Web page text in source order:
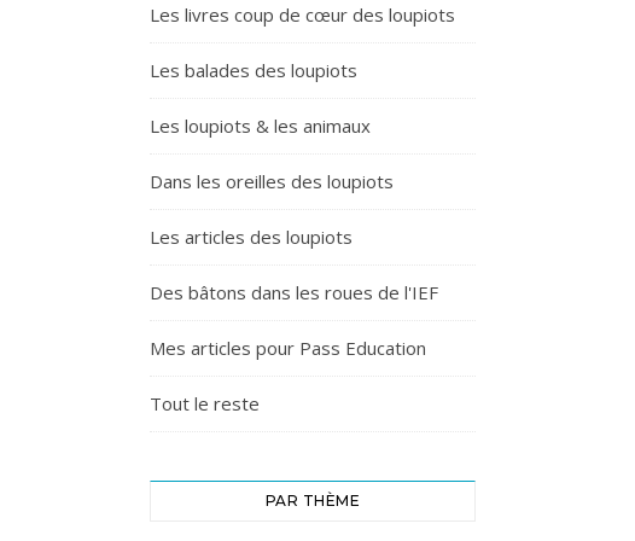
Les livres coup de cœur des loupiots
Les balades des loupiots
Les loupiots & les animaux
Dans les oreilles des loupiots
Les articles des loupiots
Des bâtons dans les roues de l'IEF
Mes articles pour Pass Education
Tout le reste
PAR THÈME